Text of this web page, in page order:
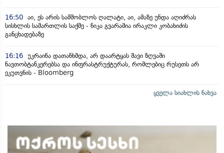
16:50 აი, ეს არის სამშობლოს ღალატი, აი, ამაზე უნდა აღიძრას
სისხლის სამართლის საქმე - ნიკა გვარამია ირაკლი კობახიძის
განცხადებაზე
16:16 უკრაინა დათანხმდა, არ დაარტყას შავი ზღვაში
ნავთობტანკერებსა და ინფრასტრუქტურას, რომლებიც რუსეთს არ
ეკუთვნის - Bloomberg
ყველა სიახლის ნახვა